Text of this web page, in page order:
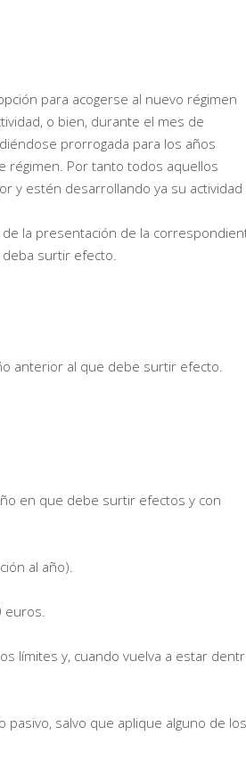
para acogerse al nuevo régimen
o bien, durante el mes de
prorrogada para los años
régimen. Por tanto todos aquellos
y estén desarrollando ya su actividad
de la presentación de la
surtir efecto.
anterior al que debe surtir efecto.
en que debe surtir efectos y con
al año).
euros.
límites y, cuando vuelva a estar
salvo que aplique alguno de los